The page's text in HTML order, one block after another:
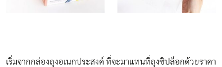
เริ่มจากกล่องถุงอเนกประสงค์ ที่จะมาแทนที่ถุงซิปล็อกด้วยราคา